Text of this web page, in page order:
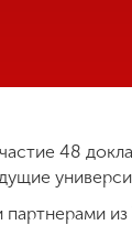
48
из